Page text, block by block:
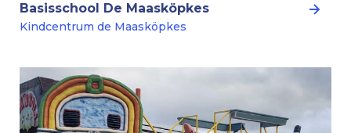
Basisschool De Maasköpkes
Kindcentrum de Maasköpkes